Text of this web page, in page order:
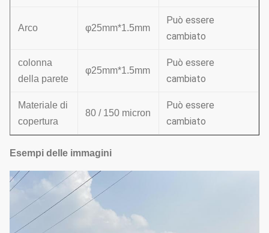
Arco φ25mm*1.5mm
Può essere
cambiato
colonna
della parete
φ25mm*1.5mm
Può essere
cambiato
Materiale di
copertura
80 / 150 micron
Può essere
cambiato
Esempi delle immagini